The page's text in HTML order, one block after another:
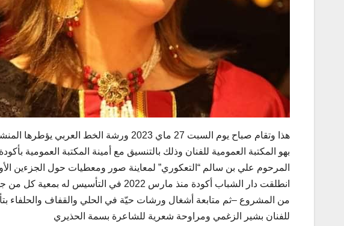
هذا وتقام صباح يوم السبت 27 ماي 2023 ورشة
بهو المكتبة العمومية للفنان وذلك بالتنسيق مع أمينة المكتبة العمومية
المرحوم علي بن سالم “التعكوري” لمعاينة صور ومعطيات حول الجزءين
انطلقت دار الشباب أكودة منذ مارس 2022 في
من المشروع –ثم متابعة أشغال ورشات حيّة في الحلي والقفاف والحلفاء
للفنان بشير الزغمي ومراوحة شعرية للشاعرة بسمة الحذيري